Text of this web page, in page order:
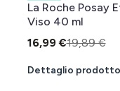
La Roche Posay
Viso 40 ml
16,99 €19,89 €
Dettaglio prodotto